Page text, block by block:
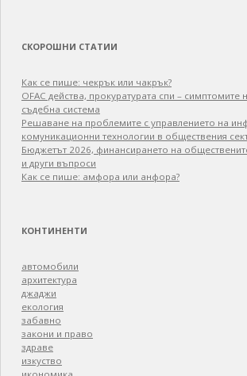
СКОРОШНИ СТАТИИ
Как се пише: чекрък или чакрък?
OFAC действа, прокуратурата спи – симптомите
съдебна система
Решаване на проблемите с управлението на
комуникационни технологии в обществения
Бюджетът 2026, финансирането на
и други въпроси
Как се пише: амфора или анфора?
КОНТИНЕНТИ
автомобили
архитектура
джаджи
екология
забавно
закони и право
здраве
изкуство